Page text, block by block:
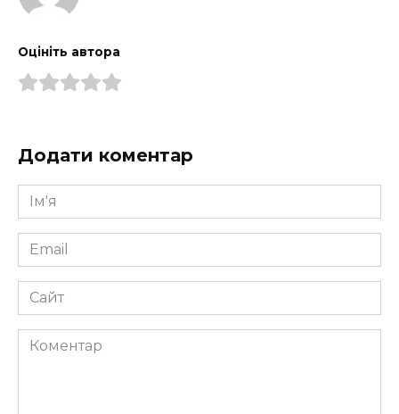
Оцініть автора
Додати коментар
Ім'я
*
Email
*
Сайт
Коментар